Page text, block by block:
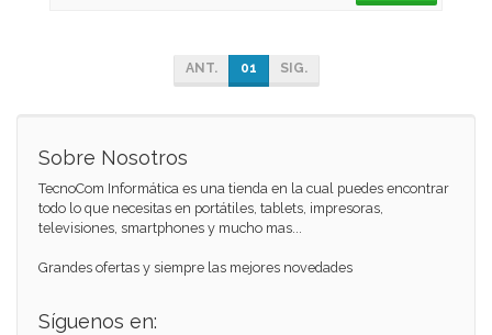
ANT. 01 SIG.
Sobre Nosotros
TecnoCom Informática es una tienda en la cual puedes encontrar
todo lo que necesitas en portátiles, tablets, impresoras,
televisiones, smartphones y mucho mas...
Grandes ofertas y siempre las mejores novedades
Síguenos en: